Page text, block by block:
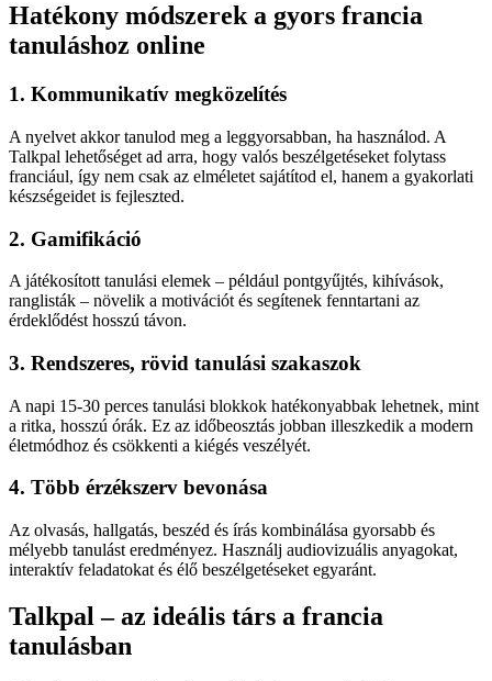
Hatékony módszerek a gyors francia
tanuláshoz online
1. Kommunikatív megközelítés
A nyelvet akkor tanulod meg a leggyorsabban, ha használod. A
Talkpal lehetőséget ad arra, hogy valós beszélgetéseket folytass
franciául, így nem csak az elméletet sajátítod el, hanem a gyakorlati
készségeidet is fejleszted.
2. Gamifikáció
A játékosított tanulási elemek – például pontgyűjtés, kihívások,
ranglisták – növelik a motivációt és segítenek fenntartani az
érdeklődést hosszú távon.
3. Rendszeres, rövid tanulási szakaszok
A napi 15-30 perces tanulási blokkok hatékonyabbak lehetnek, mint
a ritka, hosszú órák. Ez az időbeosztás jobban illeszkedik a modern
életmódhoz és csökkenti a kiégés veszélyét.
4. Több érzékszerv bevonása
Az olvasás, hallgatás, beszéd és írás kombinálása gyorsabb és
mélyebb tanulást eredményez. Használj audiovizuális anyagokat,
interaktív feladatokat és élő beszélgetéseket egyaránt.
Talkpal – az ideális társ a francia
tanulásban